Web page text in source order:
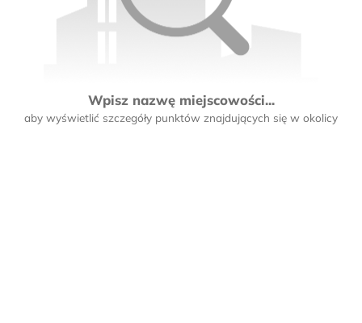
Wpisz nazwę miejscowości...
aby wyświetlić szczegóły punktów znajdujących się w okolicy